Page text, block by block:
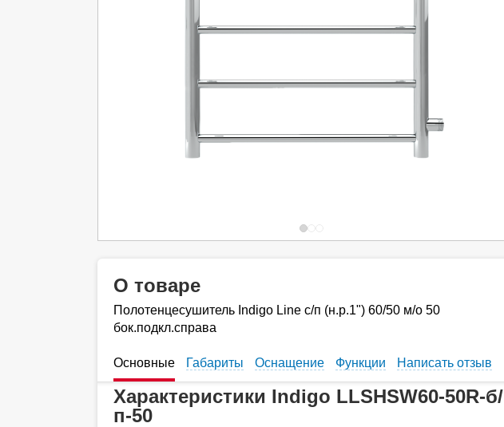
О товаре
Полотенцесушитель Indigo Line с/п (н.р.1") 60/50 м/о 50
бок.подкл.справа
Основные Габариты Оснащение Функции Написать отзыв
Характеристики Indigo LLSHSW60-50R-б/
п-50